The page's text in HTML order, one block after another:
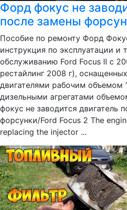
Форд фокус не
после замены
Пособие по ремонту Форд
инструкция по эксплуатации и
обслуживанию Ford Focus II с
рестайлинг 2008 г),
двигателями рабочим объемом
дизельными агрегатами
фокус не заводится двигатель
форсунки/Ford Focus 2 The
replacing the injector ...